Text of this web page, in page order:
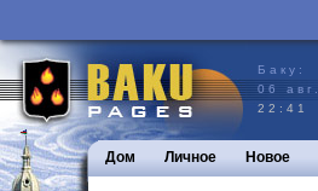
Баку:
06 авг.
22:41
Дом Личное Новое